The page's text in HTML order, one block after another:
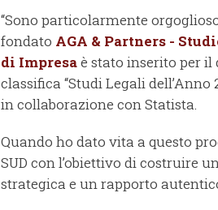
“Sono particolarmente
fondato AGA & Partners -
di Impresaè stato inserito per
classifica “Studi Legali dell’Anno
in collaborazione con Statista.
Quando ho dato vita a questo
SUD con l’obiettivo di costruire
strategica e un rapporto